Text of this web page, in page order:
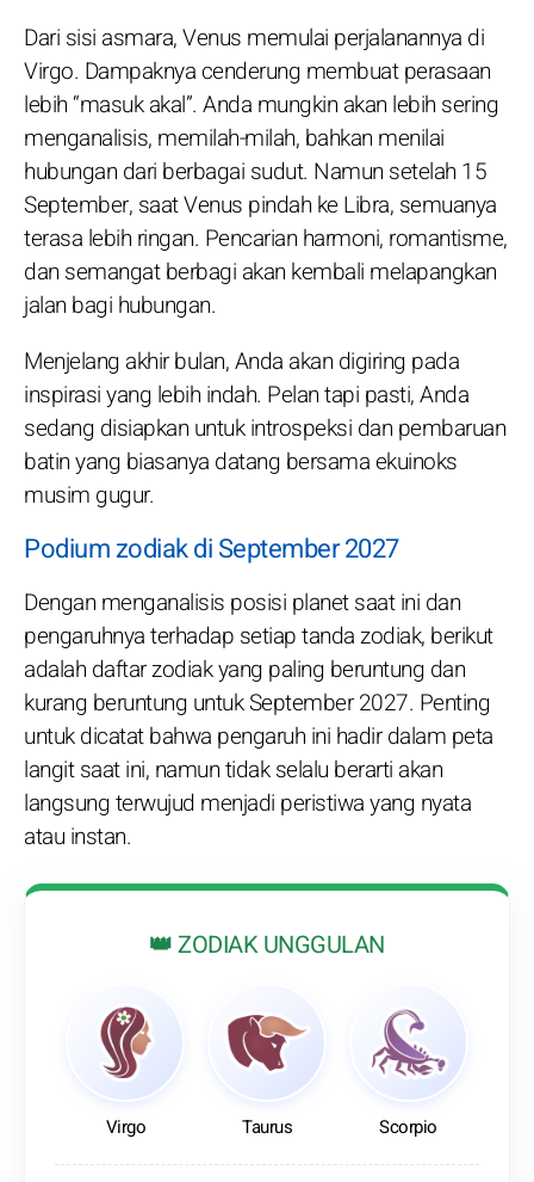
Dari sisi asmara, Venus memulai perjalanannya di
Virgo. Dampaknya cenderung membuat perasaan
lebih “masuk akal”. Anda mungkin akan lebih sering
menganalisis, memilah-milah, bahkan menilai
hubungan dari berbagai sudut. Namun setelah 15
September, saat Venus pindah ke Libra, semuanya
terasa lebih ringan. Pencarian harmoni, romantisme,
dan semangat berbagi akan kembali melapangkan
jalan bagi hubungan.
Menjelang akhir bulan, Anda akan digiring pada
inspirasi yang lebih indah. Pelan tapi pasti, Anda
sedang disiapkan untuk introspeksi dan pembaruan
batin yang biasanya datang bersama ekuinoks
musim gugur.
Podium zodiak di September 2027
Dengan menganalisis posisi planet saat ini dan
pengaruhnya terhadap setiap tanda zodiak, berikut
adalah daftar zodiak yang paling beruntung dan
kurang beruntung untuk September 2027. Penting
untuk dicatat bahwa pengaruh ini hadir dalam peta
langit saat ini, namun tidak selalu berarti akan
langsung terwujud menjadi peristiwa yang nyata
atau instan.
👑 ZODIAK UNGGULAN
Virgo Taurus Scorpio